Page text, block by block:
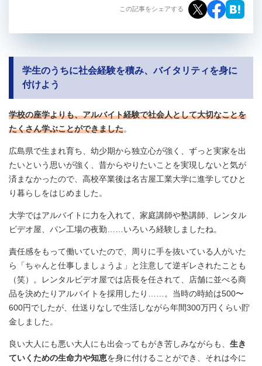
この記事をシェアする
学生のうちに社会経験を積み、バイタリティを身に
付けよう
学校の座学よりも、アルバイト経験で社会人として大切なことを
たくさん学ぶことができました。
広島県で生まれ育ち、幼少期から独立心が強く、ずっと実家を出
たいという思いが強く、昔からやりたいことを実現しないと気が
済まなかったので、高校卒業後は名古屋工業大学に進学してひと
り暮らしをはじめました。
大学ではアルバイトに力を入れて、家庭講師や塾講師、レンタル
ビデオ屋、パン工場の夜勤……いろいろ経験しましたね。
責任感をもって働いていたので、周りに手を抜いている人がいた
ら「ちゃんと仕事しましょうよ」と注意して逆ギレされたことも
（笑）。レンタルビデオ屋では店長を任されて、店舗に並べる商
品を決めたりアルバイトを採用したり……。当時の時給は500〜
600円でしたが、仕送りなしで生活しながら年間300万円くらい貯
金しました。
良い大人にも悪い大人にも出会ってもがき苦しみながらも、 生き
ていくための生命力や知恵を身に付けることができ、それは今に